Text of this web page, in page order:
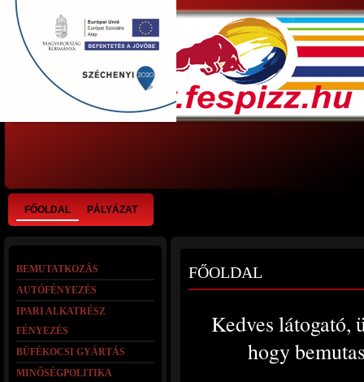
FŐOLDAL PÁLYÁZAT
BEMUTATKOZÁS
AUTÓFÉNYEZÉS
IPARI ALKATRÉSZ
FÉNYEZÉS
BÜFÉKOCSI GYÁRTÁS
MINŐSÉGPOLITIKA
FŐOLDAL
Kedves látogató,
hogy